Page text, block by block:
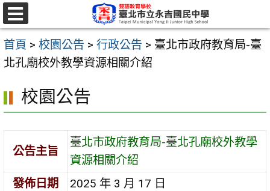
跳
至
主
要
區
選
單
首頁 > 校園公告 > 行政公告 > 臺北市政府教育局-臺
北孔廟校外教學資源相關介紹
校園公告
公告主旨
臺北市政府教育局-臺北孔廟校外教學
資源相關介紹
發佈日期
2025 年 3 月 17 日